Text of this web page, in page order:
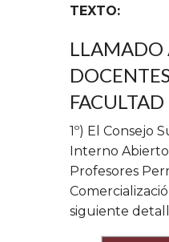
TEXTO:
LLAMADO
1º) El Consejo
Interno Abierto
Profesores
siguiente